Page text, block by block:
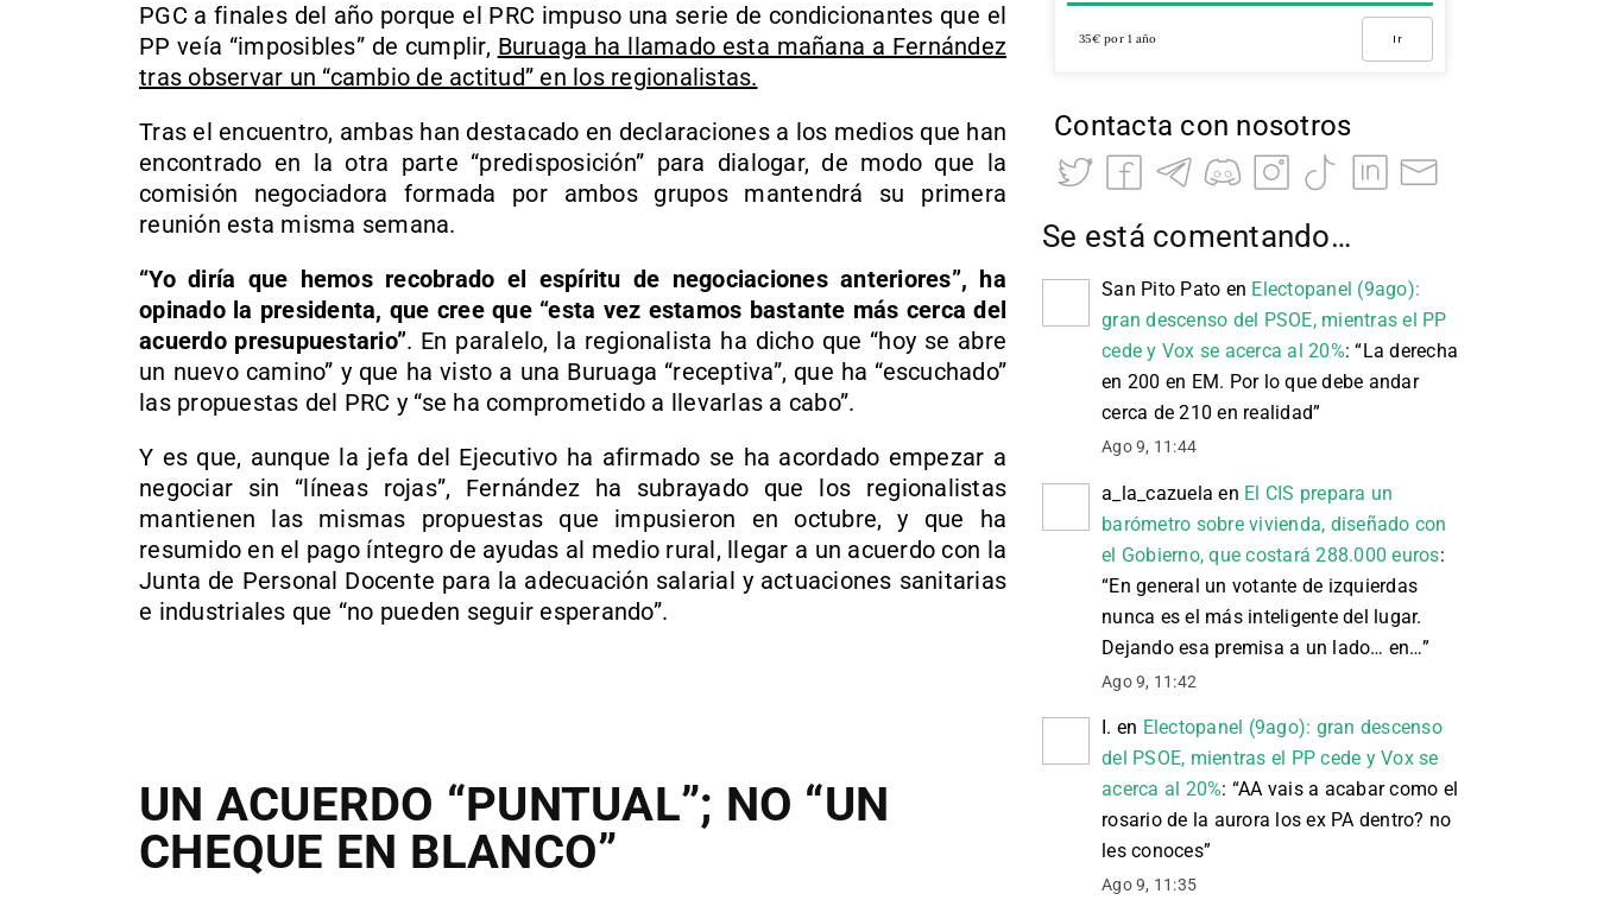
PGC a finales del año porque el PRC impuso una serie de condicionantes que el
PP veía “imposibles” de cumplir, Buruaga ha llamado esta mañana a Fernández
tras observar un “cambio de actitud” en los regionalistas.
Tras el encuentro, ambas han destacado en declaraciones a los medios que han
encontrado en la otra parte “predisposición” para dialogar, de modo que la
comisión negociadora formada por ambos grupos mantendrá su primera
reunión esta misma semana.
“Yo diría que hemos recobrado el espíritu de negociaciones anteriores”, ha
opinado la presidenta, que cree que “esta vez estamos bastante más cerca del
acuerdo presupuestario”. En paralelo, la regionalista ha dicho que “hoy se abre
un nuevo camino” y que ha visto a una Buruaga “receptiva”, que ha “escuchado”
las propuestas del PRC y “se ha comprometido a llevarlas a cabo”.
Y es que, aunque la jefa del Ejecutivo ha afirmado se ha acordado empezar a
negociar sin “líneas rojas”, Fernández ha subrayado que los regionalistas
mantienen las mismas propuestas que impusieron en octubre, y que ha
resumido en el pago íntegro de ayudas al medio rural, llegar a un acuerdo con la
Junta de Personal Docente para la adecuación salarial y actuaciones sanitarias
e industriales que “no pueden seguir esperando”.
UN ACUERDO “PUNTUAL”; NO “UN
CHEQUE EN BLANCO”
35€ por 1 año Ir
Contacta con nosotros
Se está comentando…
San Pito Pato en Electopanel (9ago):
gran descenso del PSOE, mientras el PP
cede y Vox se acerca al 20%: “La derecha
en 200 en EM. Por lo que debe andar
cerca de 210 en realidad”
Ago 9, 11:44
a_la_cazuela en El CIS prepara un
barómetro sobre vivienda, diseñado con
el Gobierno, que costará 288.000 euros:
“En general un votante de izquierdas
nunca es el más inteligente del lugar.
Dejando esa premisa a un lado… en…”
Ago 9, 11:42
I. en Electopanel (9ago): gran descenso
del PSOE, mientras el PP cede y Vox se
acerca al 20%: “AA vais a acabar como el
rosario de la aurora los ex PA dentro? no
les conoces”
Ago 9, 11:35